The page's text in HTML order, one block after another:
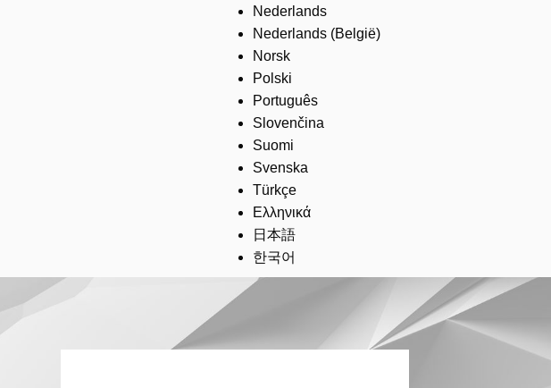
Nederlands
Nederlands (België)
Norsk
Polski
Português
Slovenčina
Suomi
Svenska
Türkçe
Ελληνικά
日本語
한국어